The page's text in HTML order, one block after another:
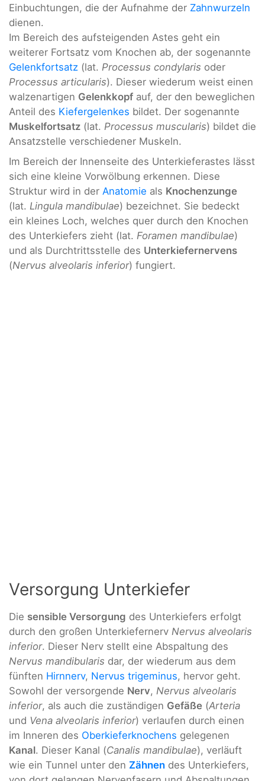
Einbuchtungen, die der Aufnahme der Zahnwurzeln
dienen.
Im Bereich des aufsteigenden Astes geht ein
weiterer Fortsatz vom Knochen ab, der sogenannte
Gelenkfortsatz (lat. Processus condylaris oder
Processus articularis). Dieser wiederum weist einen
walzenartigen Gelenkkopf auf, der den beweglichen
Anteil des Kiefergelenkes bildet. Der sogenannte
Muskelfortsatz (lat. Processus muscularis) bildet die
Ansatzstelle verschiedener Muskeln.
Im Bereich der Innenseite des Unterkieferastes lässt
sich eine kleine Vorwölbung erkennen. Diese
Struktur wird in der Anatomie als Knochenzunge
(lat. Lingula mandibulae) bezeichnet. Sie bedeckt
ein kleines Loch, welches quer durch den Knochen
des Unterkiefers zieht (lat. Foramen mandibulae)
und als Durchtrittsstelle des Unterkiefernervens
(Nervus alveolaris inferior) fungiert.
Versorgung Unterkiefer
Die sensible Versorgung des Unterkiefers erfolgt
durch den großen Unterkiefernerv Nervus alveolaris
inferior. Dieser Nerv stellt eine Abspaltung des
Nervus mandibularis dar, der wiederum aus dem
fünften Hirnnerv, Nervus trigeminus, hervor geht.
Sowohl der versorgende Nerv, Nervus alveolaris
inferior, als auch die zuständigen Gefäße (Arteria
und Vena alveolaris inferior) verlaufen durch einen
im Inneren des Oberkieferknochens gelegenen
Kanal. Dieser Kanal (Canalis mandibulae), verläuft
wie ein Tunnel unter den Zähnen des Unterkiefers,